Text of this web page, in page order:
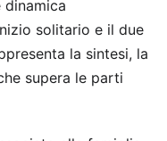
dinamica
solitario e il due
la sintesi, la
supera le parti